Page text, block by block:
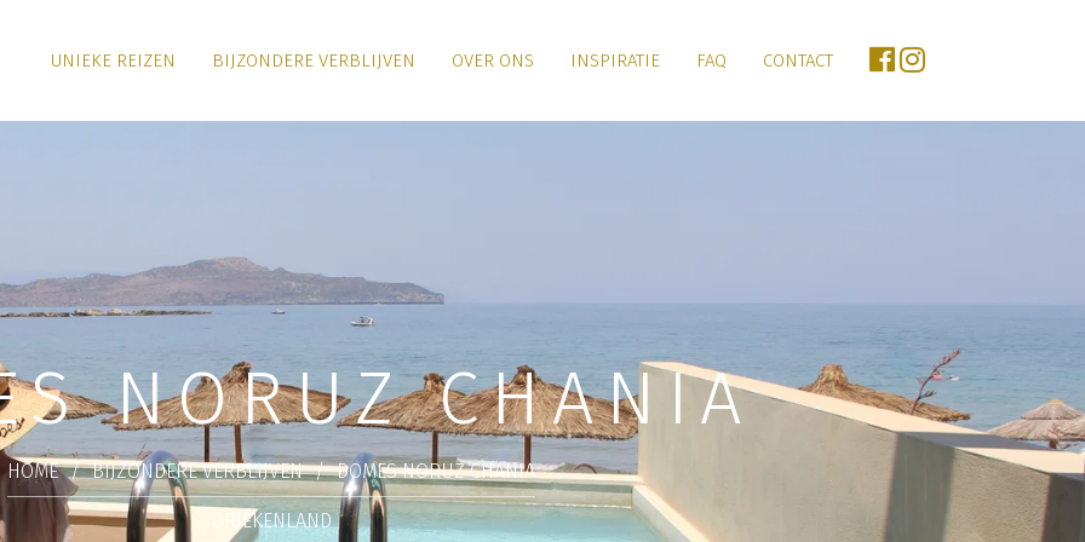
UNIEKE REIZEN BIJZONDERE VERBLIJVEN OVER ONS INSPIRATIE FAQ CONTACT
NORUZ CHANIA
HOME / BIJZONDERE VERBLIJVEN / DOMES NORUZ CHANIA
GRIEKENLAND